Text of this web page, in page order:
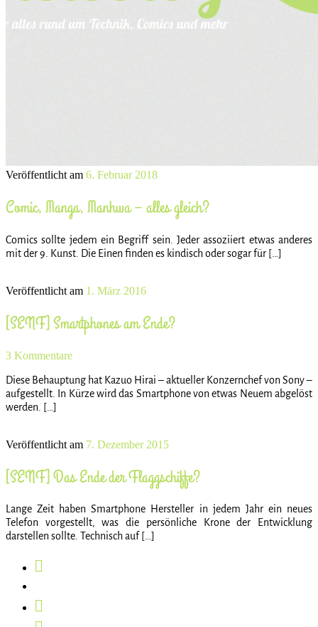
Veröffentlicht am 6. Februar 2018
Comic, Manga, Manhwa – alles gleich?
Comics sollte jedem ein Begriff sein. Jeder assoziiert etwas anderes
mit der 9. Kunst. Die Einen finden es kindisch oder sogar für […]
Veröffentlicht am 1. März 2016
[SENF] Smartphones am Ende?
3 Kommentare
Diese Behauptung hat Kazuo Hirai – aktueller Konzernchef von Sony –
aufgestellt. In Kürze wird das Smartphone von etwas Neuem abgelöst
werden. […]
Veröffentlicht am 7. Dezember 2015
[SENF] Das Ende der Flaggschiffe?
Lange Zeit haben Smartphone Hersteller in jedem Jahr ein neues
Telefon vorgestellt, was die persönliche Krone der Entwicklung
darstellen sollte. Technisch auf […]